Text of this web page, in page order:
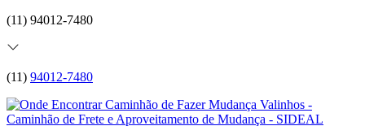
(11) 94012-7480
(11) 94012-7480